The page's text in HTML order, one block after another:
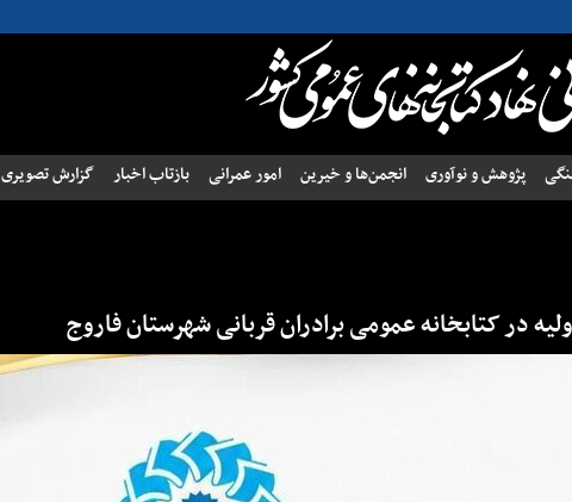
پژوهش و نوآوری انجمن‌ها و خیرین امور عمرانی بازتاب اخبار گزارش تصویری
در کتابخانه عمومی برادران قربانی شهرستان فاروج